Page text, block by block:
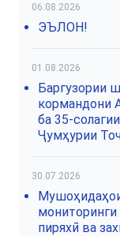
06.08.2026
ЭЪЛОН!
01.08.2026
Баргузории
кормандони
ба 35-
Ҷумҳурии
30.07.2026
мониторинги
пиряхӣ ва